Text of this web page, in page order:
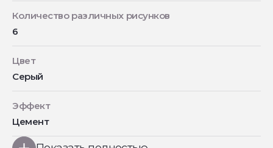
Количество различных рисунков
6
Цвет
Серый
Эффект
Цемент